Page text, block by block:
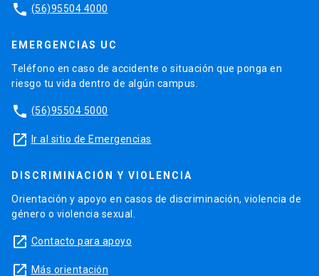
phone (56)95504 4000
EMERGENCIAS UC
Teléfono en caso de accidente o situación que ponga en
riesgo tu vida dentro de algún campus.
phone (56)95504 5000
launch Ir al sitio de Emergencias
DISCRIMINACIÓN Y VIOLENCIA
Orientación y apoyo en casos de discriminación, violencia de
género o violencia sexual.
launch Contacto para apoyo
launch Más orientación